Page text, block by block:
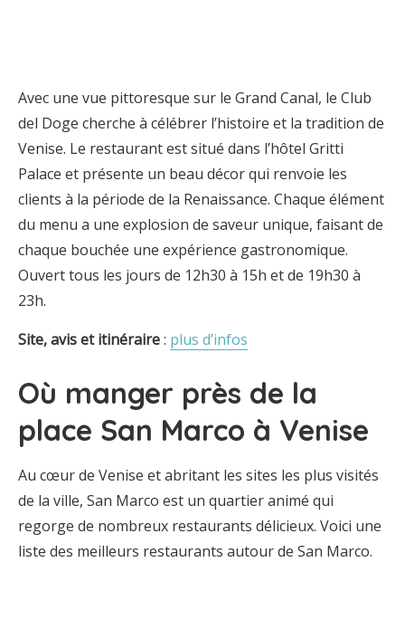
Avec une vue pittoresque sur le Grand Canal, le Club
del Doge cherche à célébrer l’histoire et la tradition de
Venise. Le restaurant est situé dans l’hôtel Gritti
Palace et présente un beau décor qui renvoie les
clients à la période de la Renaissance. Chaque élément
du menu a une explosion de saveur unique, faisant de
chaque bouchée une expérience gastronomique.
Ouvert tous les jours de 12h30 à 15h et de 19h30 à
23h.
Site, avis et itinéraire: plus d’infos
Où manger près de la
place San Marco à Venise
Au cœur de Venise et abritant les sites les plus visités
de la ville, San Marco est un quartier animé qui
regorge de nombreux restaurants délicieux. Voici une
liste des meilleurs restaurants autour de San Marco.